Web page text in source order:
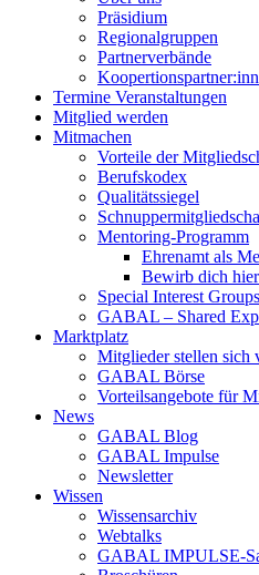
Präsidium
Regionalgruppen
Partnerverbände
Termine Veranstaltungen
Mitglied werden
Mitmachen
Vorteile der
Berufskodex
Qualitätssiegel
Mentoring-Programm
Ehrenamt als
Bewirb dich
Special Interest
GABAL – Shared
Marktplatz
Mitglieder stellen sich
GABAL Börse
Vorteilsangebote für
News
GABAL Blog
GABAL Impulse
Newsletter
Wissen
Wissensarchiv
Webtalks
GABAL IMPULSE-